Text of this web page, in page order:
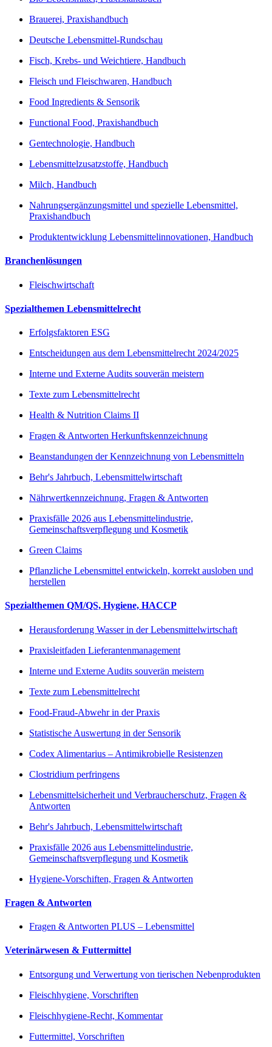
Brauerei, Praxishandbuch
Deutsche Lebensmittel-Rundschau
Fisch, Krebs- und Weichtiere, Handbuch
Fleisch und Fleischwaren, Handbuch
Food Ingredients & Sensorik
Functional Food, Praxishandbuch
Gentechnologie, Handbuch
Lebensmittelzusatzstoffe, Handbuch
Milch, Handbuch
Nahrungsergänzungsmittel und spezielle Lebensmittel,
Praxishandbuch
Produktentwicklung Lebensmittelinnovationen, Handbuch
Branchenlösungen
Fleischwirtschaft
Spezialthemen Lebensmittelrecht
Erfolgsfaktoren ESG
Entscheidungen aus dem Lebensmittelrecht 2024/2025
Interne und Externe Audits souverän meistern
Texte zum Lebensmittelrecht
Health & Nutrition Claims II
Fragen & Antworten Herkunftskennzeichnung
Beanstandungen der Kennzeichnung von Lebensmitteln
Behr's Jahrbuch, Lebensmittelwirtschaft
Nährwertkennzeichnung, Fragen & Antworten
Praxisfälle 2026 aus Lebensmittelindustrie,
Gemeinschaftsverpflegung und Kosmetik
Green Claims
Pflanzliche Lebensmittel entwickeln, korrekt ausloben und
herstellen
Spezialthemen QM/QS, Hygiene, HACCP
Herausforderung Wasser in der Lebensmittelwirtschaft
Praxisleitfaden Lieferantenmanagement
Interne und Externe Audits souverän meistern
Texte zum Lebensmittelrecht
Food-Fraud-Abwehr in der Praxis
Statistische Auswertung in der Sensorik
Codex Alimentarius – Antimikrobielle Resistenzen
Clostridium perfringens
Lebensmittelsicherheit und Verbraucherschutz, Fragen &
Antworten
Behr's Jahrbuch, Lebensmittelwirtschaft
Praxisfälle 2026 aus Lebensmittelindustrie,
Gemeinschaftsverpflegung und Kosmetik
Hygiene-Vorschiften, Fragen & Antworten
Fragen & Antworten
Fragen & Antworten PLUS – Lebensmittel
Veterinärwesen & Futtermittel
Entsorgung und Verwertung von tierischen Nebenprodukten
Fleischhygiene, Vorschriften
Fleischhygiene-Recht, Kommentar
Futtermittel, Vorschriften